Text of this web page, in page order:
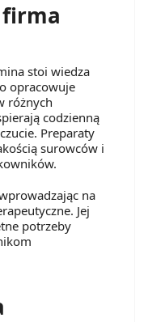
firma
stoi wiedza
opracowuje
różnych
codzienną
Preparaty
surowców i
na
Jej
potrzeby